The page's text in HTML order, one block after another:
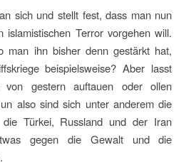
sich und stellt fest, dass man nun
islamistischen Terror vorgehen will.
man ihn bisher denn gestärkt hat,
beispielsweise? Aber lasst
von gestern auftauen oder ollen
also sind sich unter anderem die
die Türkei, Russland und der Iran
gegen die Gewalt und die